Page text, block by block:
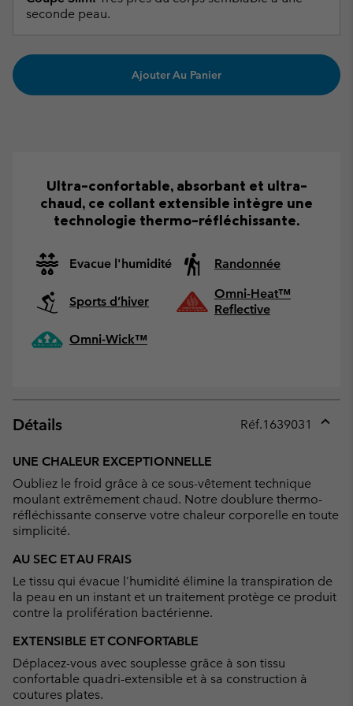
seconde peau.
Ajouter Au Panier
Ultra-confortable, absorbant et ultra-
chaud, ce collant extensible intègre une
technologie thermo-réfléchissante.
Evacue l'humidité Randonnée
Sports d’hiver
Omni-Heat™
Reflective
Omni-Wick™
Détails Réf.1639031
UNE CHALEUR EXCEPTIONNELLE
Oubliez le froid grâce à ce sous-vêtement technique
moulant extrêmement chaud. Notre doublure thermo-
réfléchissante conserve votre chaleur corporelle en toute
simplicité.
AU SEC ET AU FRAIS
Le tissu qui évacue l’humidité élimine la transpiration de
la peau en un instant et un traitement protège ce produit
contre la prolifération bactérienne.
EXTENSIBLE ET CONFORTABLE
Déplacez-vous avec souplesse grâce à son tissu
confortable quadri-extensible et à sa construction à
coutures plates.